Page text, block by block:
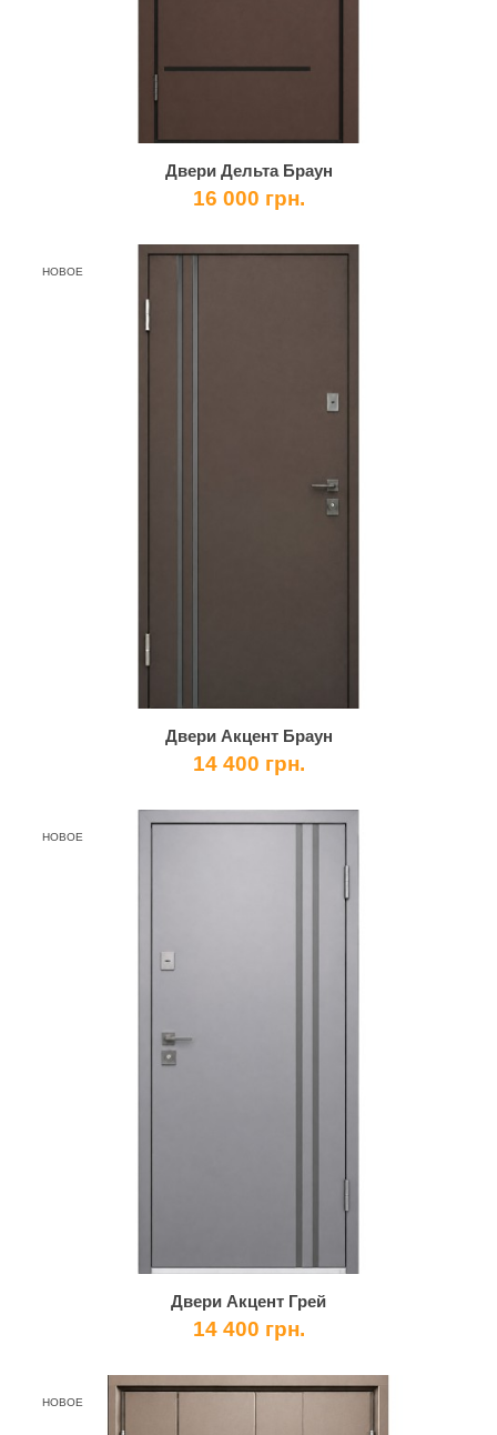
Двери Дельта Браун
16 000 грн.
НОВОЕ
Двери Акцент Браун
14 400 грн.
НОВОЕ
Двери Акцент Грей
14 400 грн.
НОВОЕ